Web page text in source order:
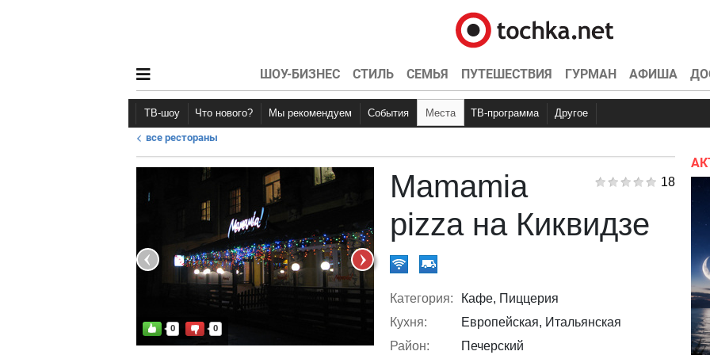
ШОУ-БИЗНЕС СТИЛЬ СЕМЬЯ ПУТЕШЕСТВИЯ ГУРМАН АФИША
ТВ-шоу Что нового?
Новости афиши
Мы рекомендуем События Места ТВ-программа Другое
все рестораны
0 0
18
Mamamia
pizza на Киквидзе
Категория:
Кафе, Пиццерия
Кухня:
Европейская, Итальянская
Район:
Печерский